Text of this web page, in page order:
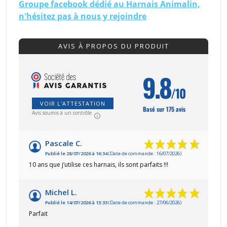
Groupe facebook dédié au Harnais Animalin,
n'hésitez pas à nous y rejoindre
AVIS À PROPOS DU PRODUIT
VOIR L'ATTESTATION
Avis soumis à un contrôle
9.8/10
Basé sur 175 avis
Pascale C.
Publié le 28/07/2026 à 16:34(Date de commande : 16/07/2026)
10 ans que j’utilise ces harnais, ils sont parfaits !!!
Michel L.
Publié le 14/07/2026 à 13:33(Date de commande : 27/06/2026)
Parfait